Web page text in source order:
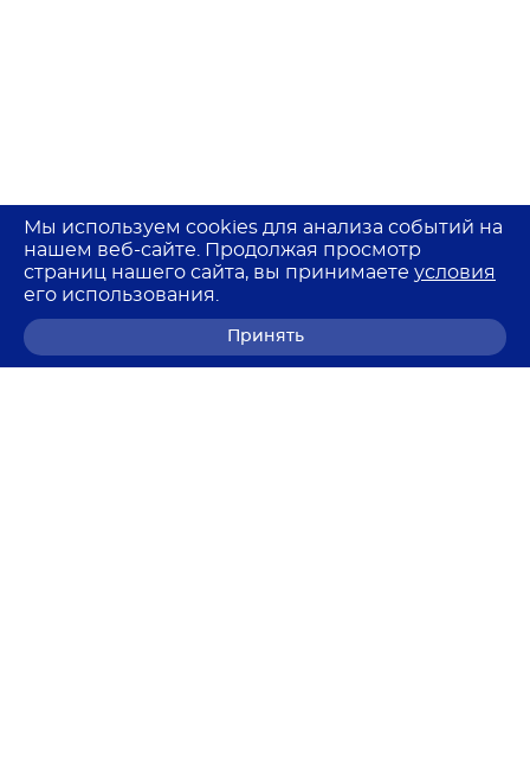
Мы используем cookies для анализа событий на
нашем веб-сайте. Продолжая просмотр
страниц нашего сайта, вы принимаете условия
его использования.
Принять